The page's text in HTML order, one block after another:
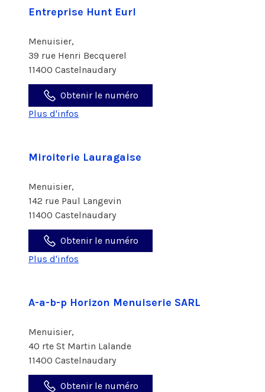
Entreprise Hunt Eurl
Menuisier,
39 rue Henri Becquerel
11400 Castelnaudary
Obtenir le numéro
Plus d'infos
Miroiterie Lauragaise
Menuisier,
142 rue Paul Langevin
11400 Castelnaudary
Obtenir le numéro
Plus d'infos
A-a-b-p Horizon Menuiserie SARL
Menuisier,
40 rte St Martin Lalande
11400 Castelnaudary
Obtenir le numéro